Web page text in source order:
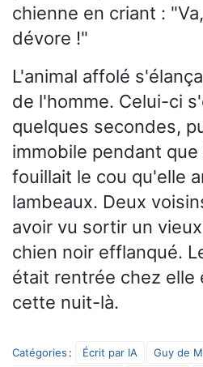
chienne en criant :
dévore !"
L'animal affolé
de l'homme. Celui-ci
quelques secondes,
immobile pendant que
fouillait le cou qu'elle
lambeaux. Deux
avoir vu sortir un
chien noir efflanqué.
était rentrée chez elle
cette nuit-là.
Catégories : Écrit par IA Guy de